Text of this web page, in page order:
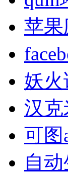
苹果
妖火
汉克
可图
自